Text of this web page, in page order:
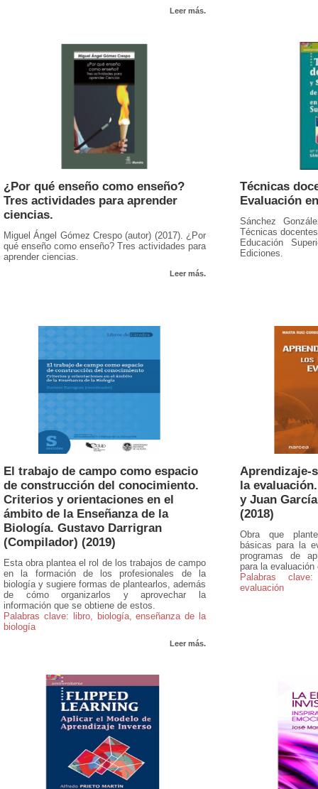
Leer más.
¿Por qué enseño como enseño?
Tres actividades para aprender
ciencias.
Miguel Ángel Gómez Crespo (autor) (2017). ¿Por
qué enseño como enseño? Tres actividades para
aprender ciencias.
Leer más.
Técnicas
Evaluación
Sánchez
Técnicas
Educación
Ediciones.
El trabajo de campo como espacio
de construcción del conocimiento.
Criterios y orientaciones en el
ámbito de la Enseñanza de la
Biología. Gustavo Darrigran
(Compilador) (2019)
Esta obra plantea el rol de los trabajos de campo
en la formación de los profesionales de la
biología y sugiere formas de plantearlos, además
de cómo organizarlos y aprovechar la
información que se obtiene de estos.
Palabras clave: libro, biología, enseñanza de la
biología
Leer más.
Aprendizaje-
la
y Juan
(2018)
Obra que
básicas para la
programas de
para la
Palabras clave:
evaluación